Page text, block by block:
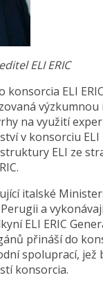
ELI ERIC
konsorcia ELI
na využití
v konsorciu
ELI ze
italské
a
ELI ERIC
přináší do
spoluprací,
konsorcia.